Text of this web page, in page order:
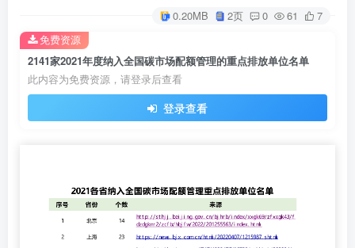
0.20MB 2页 0 61 7
2141家2021年度纳入全国碳市场配额管理的重点排放单位名单
此内容为免费资源，请登录后查看
登录查看
免费资源